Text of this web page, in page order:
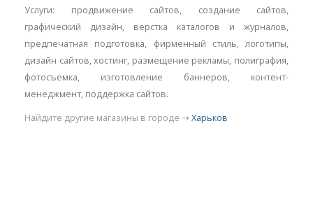
Услуги: продвижение сайтов, создание сайтов,
графический дизайн, верстка каталогов и журналов,
предпечатная подготовка, фирменный стиль, логотипы,
дизайн сайтов, хостинг, размещение рекламы, полиграфия,
фотосъемка, изготовление баннеров, контент-
менеджмент, поддержка сайтов.
Найдите другие магазины в городе ⇢ Харьков